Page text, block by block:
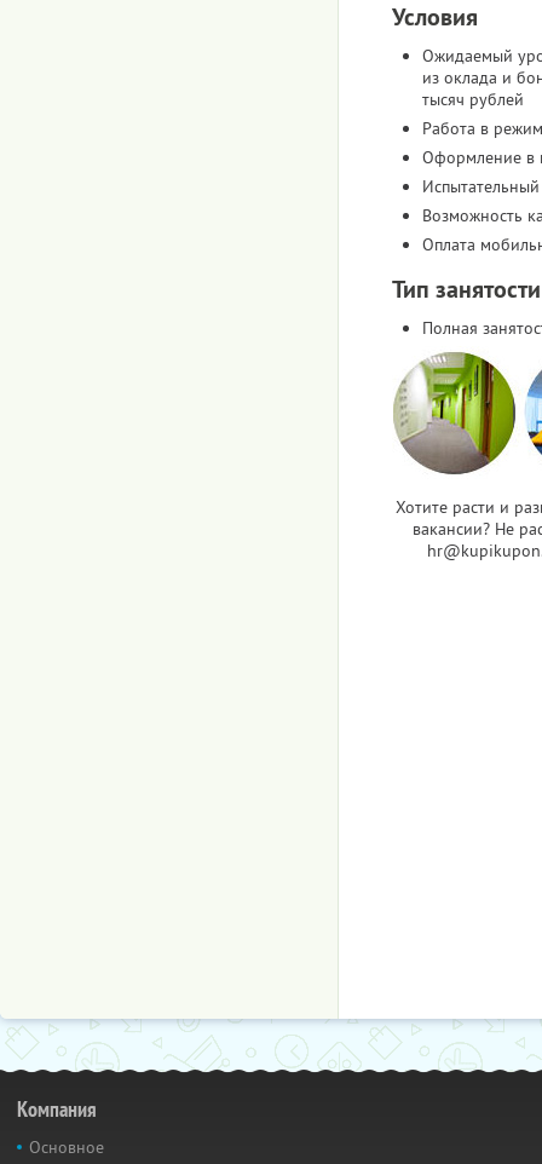
Условия
Ожидаемый
из оклада и
тысяч рублей
Работа в
Оформление в
Возможность
Оплата
Тип занятости
Полная
Хотите расти и
вакансии? Не
Компания
Основное